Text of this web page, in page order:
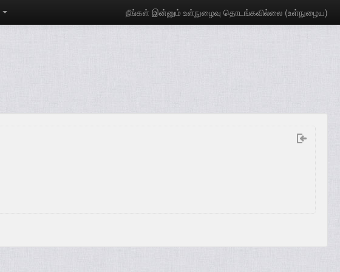
நீங்கள் இன்னும் உள்நுழைவு தொடங்கவில்லை (உள்நுழைய)